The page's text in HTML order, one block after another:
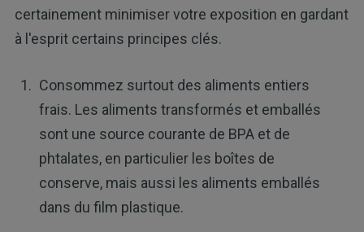
certainement minimiser votre exposition en gardant
à l'esprit certains principes clés.
Consommez surtout des aliments entiers
frais. Les aliments transformés et emballés
sont une source courante de BPA et de
phtalates, en particulier les boîtes de
conserve, mais aussi les aliments emballés
dans du film plastique.